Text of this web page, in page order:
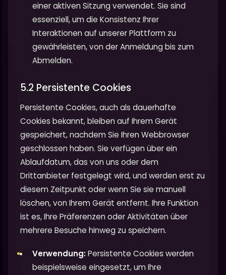
einer aktiven Sitzung verwendet. Sie sind
essenziell, um die Konsistenz Ihrer
Interaktionen auf unserer Plattform zu
gewährleisten, von der Anmeldung bis zum
Abmelden.
5.2 Persistente Cookies
Persistente Cookies, auch als dauerhafte
Cookies bekannt, bleiben auf Ihrem Gerät
gespeichert, nachdem Sie Ihren Webbrowser
geschlossen haben. Sie verfügen über ein
Ablaufdatum, das von uns oder dem
Drittanbieter festgelegt wird, und werden erst zu
diesem Zeitpunkt oder wenn Sie sie manuell
löschen, von Ihrem Gerät entfernt. Ihre Funktion
ist es, Ihre Präferenzen oder Aktivitäten über
mehrere Besuche hinweg zu speichern.
Verwendung:Persistente Cookies werden
beispielsweise eingesetzt, um Ihre